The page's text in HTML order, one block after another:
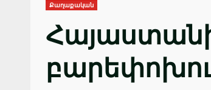
Քաղաքական